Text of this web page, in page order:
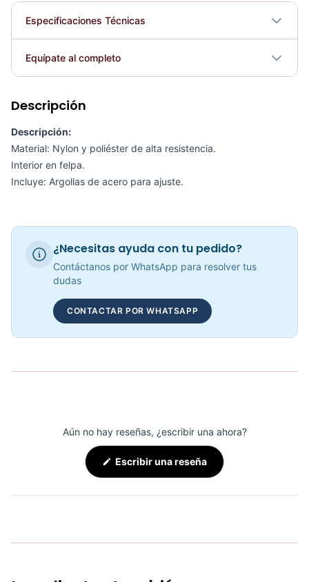
Especificaciones Técnicas
Plegable No
Equípate al completo
COP 38,573.00
Descripción
Descripción:
Material: Nylon y poliéster de alta resistencia.
Interior en felpa.
Incluye: Argollas de acero para ajuste.
¿Necesitas ayuda con tu pedido?
Contáctanos por WhatsApp para resolver tus
dudas
CONTACTAR POR WHATSAPP
Aún no hay reseñas, ¿escribir una ahora?
Escribir una reseña(Se
abre
en
nueva